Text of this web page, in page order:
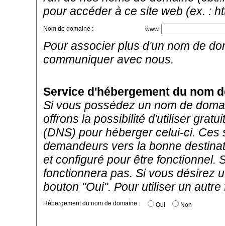
pour accéder à ce site web (ex. :
Nom de domaine : www.
Pour associer plus d'un nom de
communiquer avec nous.
Service d'hébergement du nom
Si vous possédez un nom de
offrons la possibilité d'utiliser
(DNS) pour héberger celui-ci.
demandeurs vers la bonne
et configuré pour être fonctionnel.
fonctionnera pas. Si vous désirez
bouton "Oui". Pour utiliser un
Hébergement du nom de domaine : Non